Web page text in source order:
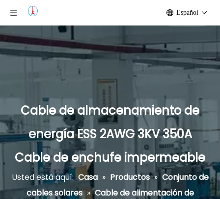
Español
Cable de almacenamiento de
energía ESS 2AWG 3KV 350A
Cable de enchufe impermeable
Usted está aquí: Casa » Productos » Conjunto de
cables solares » Cable de alimentación de